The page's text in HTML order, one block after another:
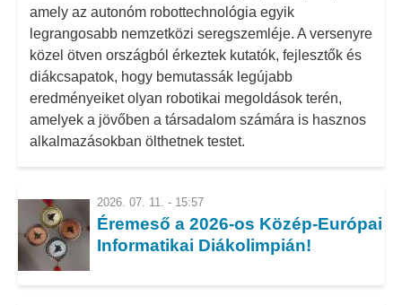
amely az autonóm robottechnológia egyik
legrangosabb nemzetközi seregszemléje. A versenyre
közel ötven országból érkeztek kutatók, fejlesztők és
diákcsapatok, hogy bemutassák legújabb
eredményeiket olyan robotikai megoldások terén,
amelyek a jövőben a társadalom számára is hasznos
alkalmazásokban ölthetnek testet.
2026. 07. 11. - 15:57
Éremeső a 2026-os Közép-Európai
Informatikai Diákolimpián!